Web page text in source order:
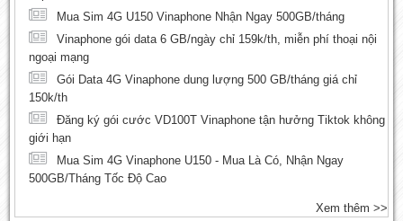
Mua Sim 4G U150 Vinaphone Nhận Ngay 500GB/tháng
Vinaphone gói data 6 GB/ngày chỉ 159k/th, miễn phí thoại nội
ngoại mạng
Gói Data 4G Vinaphone dung lượng 500 GB/tháng giá chỉ
150k/th
Đăng ký gói cước VD100T Vinaphone tận hưởng Tiktok không
giới hạn
Mua Sim 4G Vinaphone U150 - Mua Là Có, Nhận Ngay
500GB/Tháng Tốc Độ Cao
Xem thêm >>